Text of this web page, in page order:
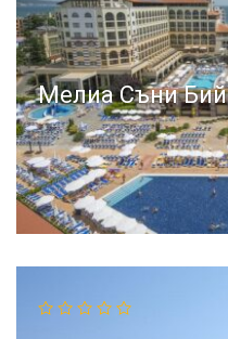
Мелиа Съни